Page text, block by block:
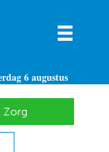
6 augustus
Zorg